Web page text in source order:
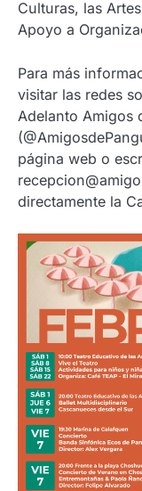
Culturas, las
Apoyo a
Para más
visitar las redes
Adelanto Amigos
página web o
directamente la